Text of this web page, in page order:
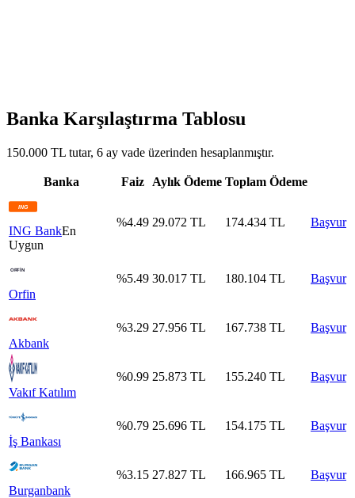
Banka Karşılaştırma Tablosu
150.000 TL tutar, 6 ay vade üzerinden hesaplanmıştır.
Banka Faiz Aylık Ödeme Toplam Ödeme
ING BankEn
Uygun
%4.49 29.072 TL 174.434 TL Başvur
Orfin
%5.49 30.017 TL 180.104 TL Başvur
Akbank
%3.29 27.956 TL 167.738 TL Başvur
Vakıf Katılım
%0.99 25.873 TL 155.240 TL Başvur
İş Bankası
%0.79 25.696 TL 154.175 TL Başvur
Burganbank
%3.15 27.827 TL 166.965 TL Başvur